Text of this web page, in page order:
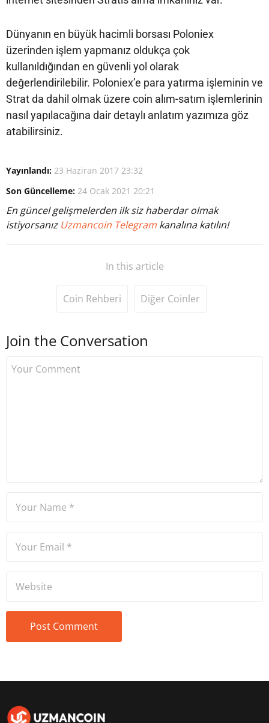
Dünyanın en büyük hacimli borsası Poloniex
üzerinden işlem yapmanız oldukça çok
kullanıldığından en güvenli yol olarak
değerlendirilebilir. Poloniex’e para yatırma işleminin ve
Strat da dahil olmak üzere coin alım-satım işlemlerinin
nasıl yapılacağına dair detaylı anlatım yazımıza göz
atabilirsiniz.
Yayınlandı: 23 Haziran 2017 23:32
Son Güncelleme: 24 Ocak 2021 20:21
En güncel gelişmelerden ilk siz haberdar olmak
istiyorsanız Uzmancoin Telegram kanalına katılın!
In this article
Coin Rehberi Diğer Coinler
Join the Conversation